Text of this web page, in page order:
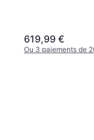
619,99 €
Ou 3 paiements de